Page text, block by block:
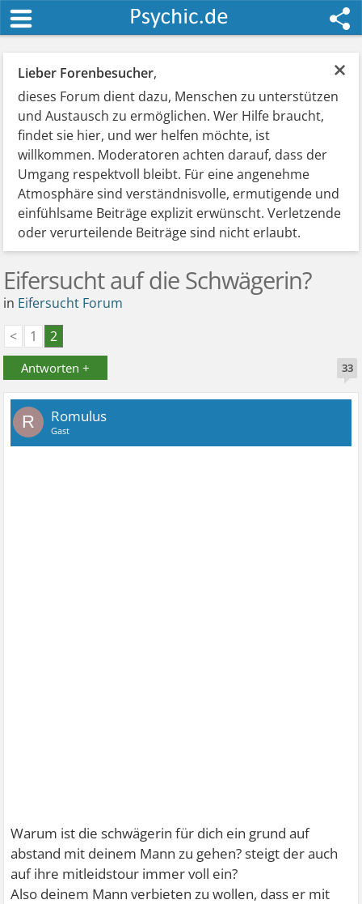
×
Lieber Forenbesucher,
dieses Forum dient dazu, Menschen zu unterstützen
und Austausch zu ermöglichen. Wer Hilfe braucht,
findet sie hier, und wer helfen möchte, ist
willkommen. Moderatoren achten darauf, dass der
Umgang respektvoll bleibt. Für eine angenehme
Atmosphäre sind verständnisvolle, ermutigende und
einfühlsame Beiträge explizit erwünscht. Verletzende
oder verurteilende Beiträge sind nicht erlaubt.
Eifersucht auf die Schwägerin?
in Eifersucht Forum
<
1 2
Antworten + 33
R Romulus
Gast
Warum ist die schwägerin für dich ein grund auf
abstand mit deinem Mann zu gehen? steigt der auch
auf ihre mitleidstour immer voll ein?
Also deinem Mann verbieten zu wollen, dass er mit